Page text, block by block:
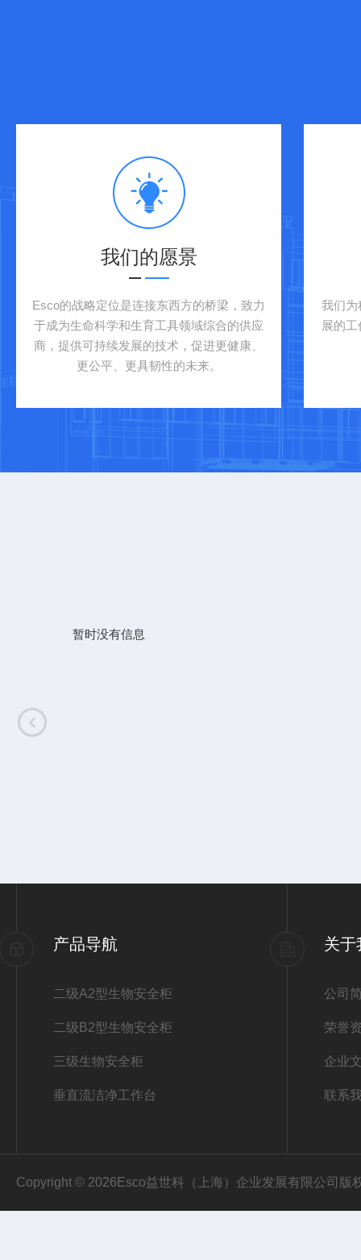
我们的愿景
Esco的战略定位是连接东西方的桥梁，致力
于成为生命科学和生育工具领域综合的供应
商，提供可持续发展的技术，促进更健康、
更公平、更具韧性的未来。
我们为
展的
暂时没有信息
产品导航
二级A2型生物安全柜
二级B2型生物安全柜
三级生物安全柜
垂直流洁净工作台
关于
公司
荣誉
企业
联系
Copyright © 2026Esco益世科（上海）企业发展有限公司